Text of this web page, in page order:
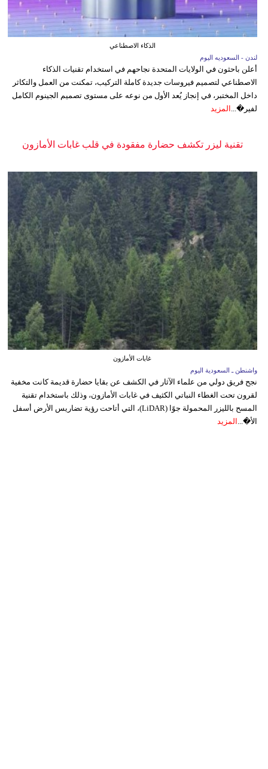
الذكاء الاصطناعي
لندن - السعوديه اليوم
أعلن باحثون في الولايات المتحدة نجاحهم في استخدام تقنيات الذكاء
الاصطناعي لتصميم فيروسات جديدة كاملة التركيب، تمكنت من العمل والتكاثر
داخل المختبر، في إنجاز يُعد الأول من نوعه على مستوى تصميم الجينوم الكامل
لفير�...
المزيد
تقنية ليزر تكشف حضارة مفقودة في قلب غابات الأمازون
غابات الأمازون
واشنطن ـ السعودية اليوم
نجح فريق دولي من علماء الآثار في الكشف عن بقايا حضارة قديمة كانت مخفية
لقرون تحت الغطاء النباتي الكثيف في غابات الأمازون، وذلك باستخدام تقنية
المسح بالليزر المحمولة جوًا (LiDAR)، التي أتاحت رؤية تضاريس الأرض أسفل
الأ�... المزيد